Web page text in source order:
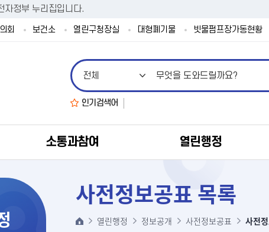
자정부 누리집입니다.
회 보건소 열린구청장실 대형폐기물 빗물펌프장가동현황
인기검색어
소통과참여 열린행정
사전정보공표 목록
열린행정 정보공개 사전정보공표 사전